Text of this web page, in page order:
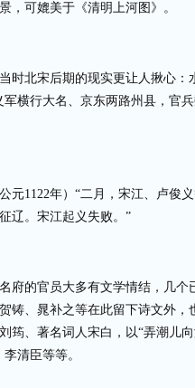
，可媲美于《清明上河图》。
时北宋后期的现实更让人揪心：
横行大名、京东两路州县，官
元1122年）“二月，宋江、卢俊
辽。宋江起义失败。”
府的官员大多有文学情结，几个
铸、晁补之等在此留下诗文外，
筠、著名词人宋白，以“弄潮儿
清臣等等。